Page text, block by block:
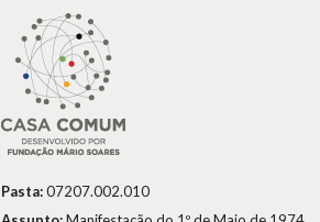
Pasta:07207.002.010